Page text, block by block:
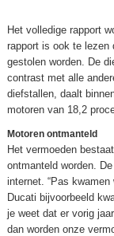
Het volledige rapport
rapport is ook te lezen
gestolen worden. De
contrast met alle
diefstallen, daalt
motoren van 18,2
Motoren ontmanteld
Het vermoeden
ontmanteld worden.
internet. “Pas
Ducati bijvoorbeeld
je weet dat er vorig
dan worden onze